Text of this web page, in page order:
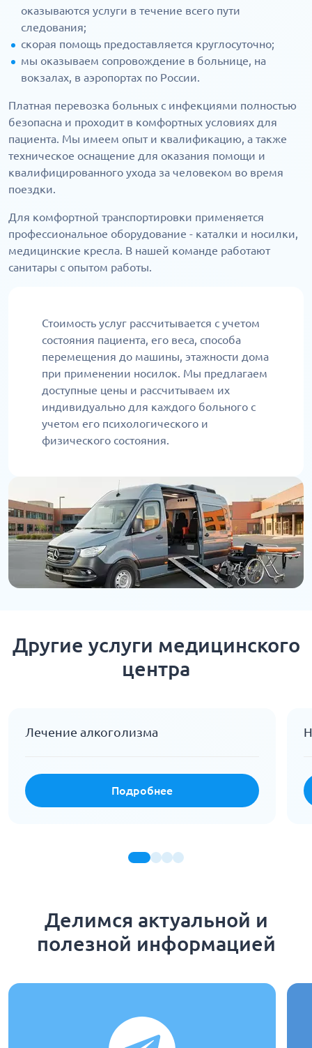
оказываются услуги в течение всего пути
следования;
скорая помощь предоставляется круглосуточно;
мы оказываем сопровождение в больнице, на
вокзалах, в аэропортах по России.
Платная перевозка больных с инфекциями полностью
безопасна и проходит в комфортных условиях для
пациента. Мы имеем опыт и квалификацию, а также
техническое оснащение для оказания помощи и
квалифицированного ухода за человеком во время
поездки.
Для комфортной транспортировки применяется
профессиональное оборудование - каталки и носилки,
медицинские кресла. В нашей команде работают
санитары с опытом работы.
Стоимость услуг рассчитывается с учетом
состояния пациента, его веса, способа
перемещения до машины, этажности дома
при применении носилок. Мы предлагаем
доступные цены и рассчитываем их
индивидуально для каждого больного с
учетом его психологического и
физического состояния.
Другие услуги медицинского
центра
Лечение алкоголизма
Подробнее
Делимся актуальной и
полезной информацией